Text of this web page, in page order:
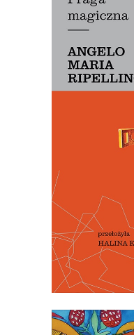
[EBOOK]
Oto – jak
biblia kultury
Pragi i
niezbędna.
E-